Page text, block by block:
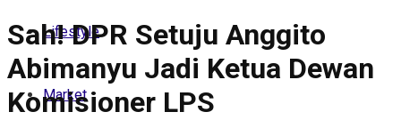
Lifestyle
Market
Sah! DPR Setuju Anggito
Abimanyu Jadi Ketua Dewan
Komisioner LPS